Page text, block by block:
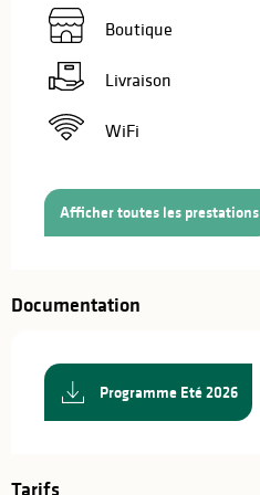
Boutique
Livraison
WiFi
Afficher toutes les prestations
Documentation
Programme Eté 2026